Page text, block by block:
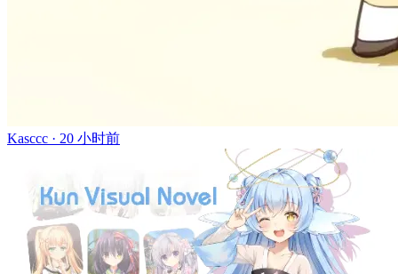
Kasccc · 20 小时前